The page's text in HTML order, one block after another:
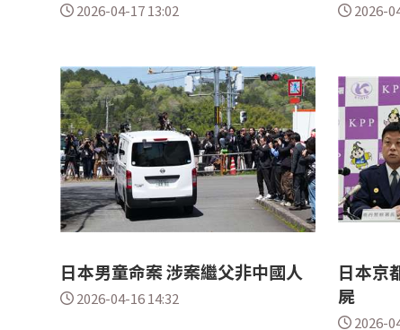
2026-04-17 13:02 2026-
日本男童命案 涉案繼父非中國人
2026-04-16 14:32
日本京
屍
2026-